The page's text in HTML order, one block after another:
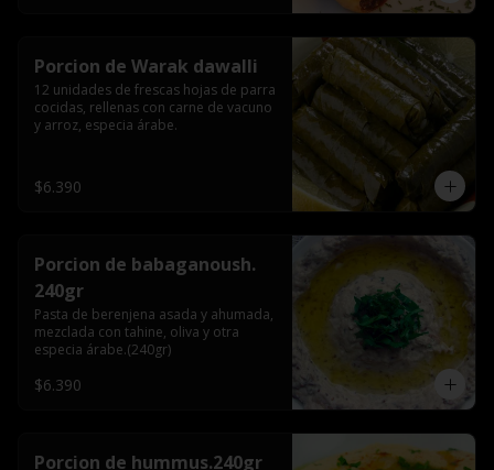
Porcion de Warak dawalli
12 unidades de frescas hojas de parra
cocidas, rellenas con carne de vacuno
y arroz, especia árabe.
$6.390
Porcion de babaganoush.
240gr
Pasta de berenjena asada y ahumada,
mezclada con tahine, oliva y otra
especia árabe.(240gr)
$6.390
Porcion de hummus.240gr